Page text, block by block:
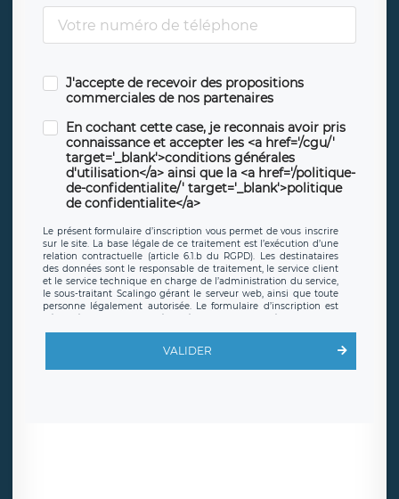
J'accepte de recevoir des propositions
commerciales de nos partenaires
En cochant cette case, je reconnais avoir pris
connaissance et accepter les <a href='/cgu/'
target='_blank'>conditions générales
d'utilisation</a> ainsi que la <a href='/politique-
de-confidentialite/' target='_blank'>politique
de confidentialite</a>
Le présent formulaire d’inscription vous permet de vous inscrire
sur le site. La base légale de ce traitement est l’exécution d’une
relation contractuelle (article 6.1.b du RGPD). Les destinataires
des données sont le responsable de traitement, le service client
et le service technique en charge de l’administration du service,
le sous-traitant Scalingo gérant le serveur web, ainsi que toute
personne légalement autorisée. Le formulaire d’inscription est
offrant desclauses de protection conformes au RGPD. Les
en sollicite la suppression, étant entendu que vous pouvez
demander la suppression de vos données et retirer votre
VALIDER